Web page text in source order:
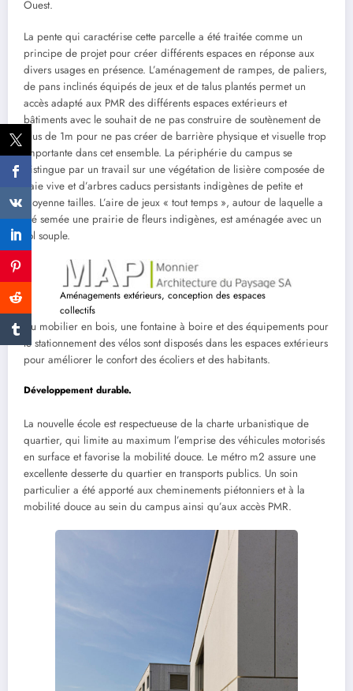
Ouest.
La pente qui caractérise cette parcelle a été traitée comme un
principe de projet pour créer différents espaces en réponse aux
divers usages en présence. L’aménagement de rampes, de paliers,
de pans inclinés équipés de jeux et de talus plantés permet un
accès adapté aux PMR des différents espaces extérieurs et
bâtiments avec le souhait de ne pas construire de soutènement de
plus de 1m pour ne pas créer de barrière physique et visuelle trop
importante dans cet ensemble. La périphérie du campus se
distingue par un travail sur une végétation de lisière composée de
haie vive et d’arbres caducs persistants indigènes de petite et
moyenne tailles. L’aire de jeux « tout temps », autour de laquelle a
été semée une prairie de fleurs indigènes, est aménagée avec un
sol souple.
Aménagements extérieurs, conception des espaces
collectifs
Du mobilier en bois, une fontaine à boire et des équipements pour
le stationnement des vélos sont disposés dans les espaces extérieurs
pour améliorer le confort des écoliers et des habitants.
Développement durable.
La nouvelle école est respectueuse de la charte urbanistique de
quartier, qui limite au maximum l’emprise des véhicules motorisés
en surface et favorise la mobilité douce. Le métro m2 assure une
excellente desserte du quartier en transports publics. Un soin
particulier a été apporté aux cheminements piétonniers et à la
mobilité douce au sein du campus ainsi qu’aux accès PMR.